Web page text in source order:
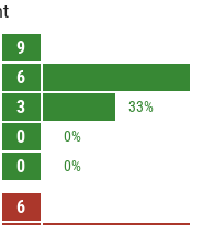
9
6
3
33%
0
0%
0 0%
6